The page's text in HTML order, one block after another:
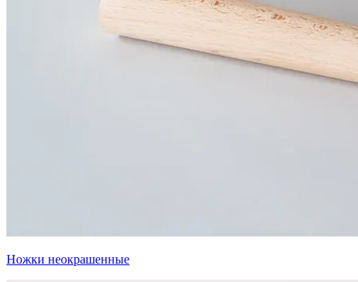
Ножки неокрашенные